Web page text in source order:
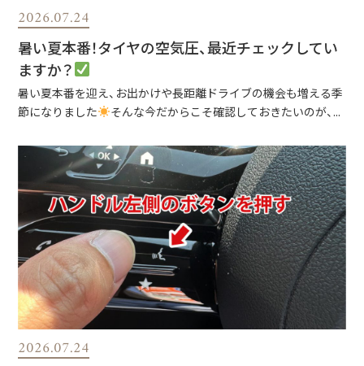
2026.07.24
暑い夏本番！タイヤの空気圧、最近チェックしてい
ますか？
暑い夏本番を迎え、お出かけや長距離ドライブの機会も増える季
節になりました
そんな今だからこそ確認しておきたいのが、...
2026.07.24